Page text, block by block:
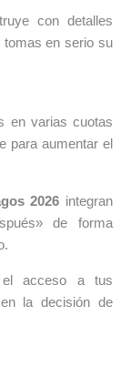
con detalles
en serio su
en varias cuotas
para aumentar el
2026 integran
de forma
el acceso a tus
la decisión de